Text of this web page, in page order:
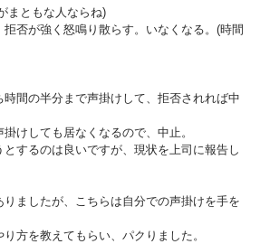
まともな人ならね)
否が強く怒鳴り散らす。いなくなる。(時間
間の半分まで声掛けして、拒否されれば中
けしても居なくなるので、中止。
するのは良いですが、現状を上司に報告し
ましたが、こちらは自分での声掛けを手を
方を教えてもらい、パクりました。